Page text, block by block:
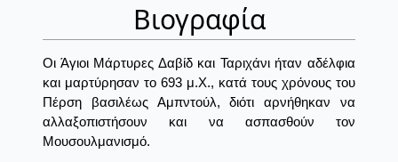
Βιογραφία
Οι Άγιοι Μάρτυρες Δαβίδ και Ταριχάνι ήταν αδέλφια
και μαρτύρησαν το 693 μ.Χ., κατά τους χρόνους του
Πέρση βασιλέως Αμπντούλ, διότι αρνήθηκαν να
αλλαξοπιστήσουν και να ασπασθούν τον
Μουσουλμανισμό.